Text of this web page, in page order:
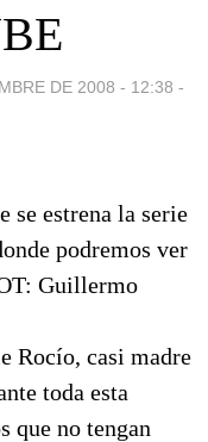
DE 2008 - 12:38 -
se estrena la serie
podremos ver
Guillermo
casi madre
toda esta
que no tengan